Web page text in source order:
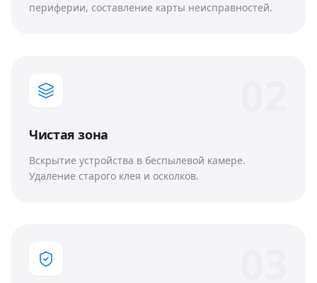
периферии, составление карты неисправностей.
Чистая зона
Вскрытие устройства в беспылевой камере.
Удаление старого клея и осколков.